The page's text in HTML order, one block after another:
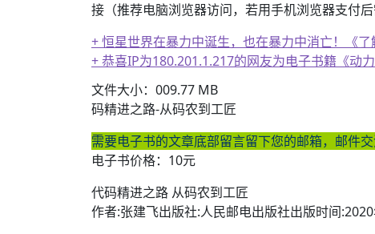
接（推荐电脑浏览器访问，若用手机浏览器支付
+ 恒星世界在暴力中诞生，也在暴力中消亡！《了
+ 恭喜IP为180.201.1.217的网友为电子书籍《动
文件大小：009.77 MB
码精进之路-从码农到工匠
需要电子书的文章底部留言留下您的邮箱，邮件交
电子书价格：10元
代码精进之路 从码农到工匠
作者:张建飞出版社:人民邮电出版社出版时间